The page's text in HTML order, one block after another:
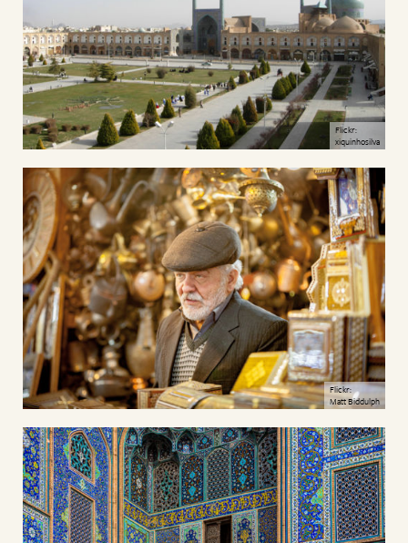
Flickr:
xiquinhosilva
Flickr:
Matt Biddulph